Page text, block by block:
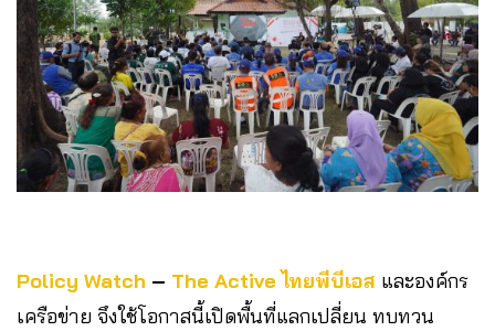
Policy Watch – The Active ไทยพีบีเอส และองค์กร
เครือข่าย จึงใช้โอกาสนี้เปิดพื้นที่แลกเปลี่ยน ทบทวน